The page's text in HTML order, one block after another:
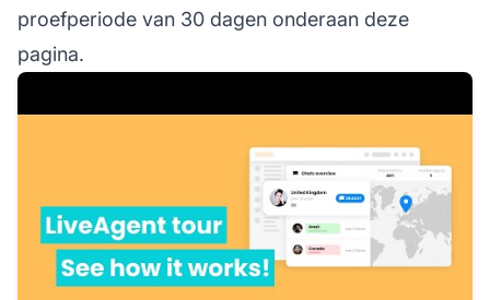
proefperiode van 30 dagen onderaan deze
pagina.